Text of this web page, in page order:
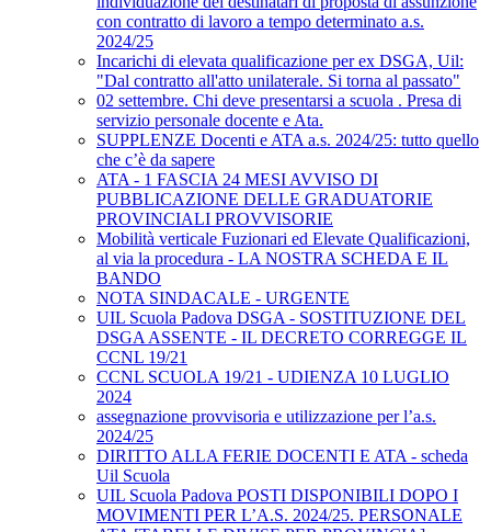
con contratto di lavoro a tempo determinato a.s.
2024/25
Incarichi di elevata qualificazione per ex DSGA, Uil:
"Dal contratto all'atto unilaterale. Si torna al passato"
02 settembre. Chi deve presentarsi a scuola . Presa di
servizio personale docente e Ata.
SUPPLENZE Docenti e ATA a.s. 2024/25: tutto quello
che c’è da sapere
ATA - 1 FASCIA 24 MESI AVVISO DI
PUBBLICAZIONE DELLE GRADUATORIE
PROVINCIALI PROVVISORIE
Mobilità verticale Fuzionari ed Elevate Qualificazioni,
al via la procedura - LA NOSTRA SCHEDA E IL
BANDO
NOTA SINDACALE - URGENTE
UIL Scuola Padova DSGA - SOSTITUZIONE DEL
DSGA ASSENTE - IL DECRETO CORREGGE IL
CCNL 19/21
CCNL SCUOLA 19/21 - UDIENZA 10 LUGLIO
2024
assegnazione provvisoria e utilizzazione per l’a.s.
2024/25
DIRITTO ALLA FERIE DOCENTI E ATA - scheda
Uil Scuola
UIL Scuola Padova POSTI DISPONIBILI DOPO I
MOVIMENTI PER L’A.S. 2024/25. PERSONALE